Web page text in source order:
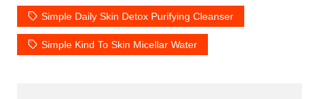
Simple Daily Skin Detox Purifying Cleanser
Simple Kind To Skin Micellar Water